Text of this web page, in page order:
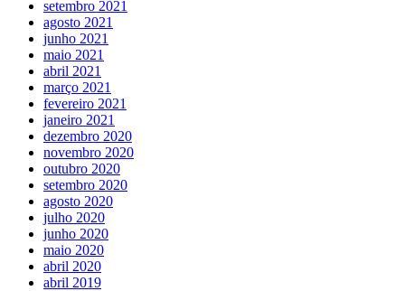
setembro 2021
agosto 2021
junho 2021
maio 2021
abril 2021
março 2021
fevereiro 2021
janeiro 2021
dezembro 2020
novembro 2020
outubro 2020
setembro 2020
agosto 2020
julho 2020
junho 2020
maio 2020
abril 2020
abril 2019